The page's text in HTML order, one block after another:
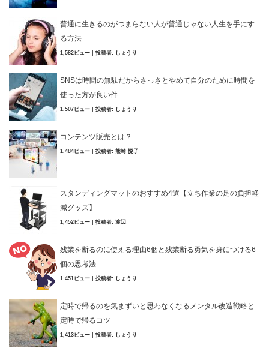
普通に生きるのがつまらない人が普通じゃない人生を手にす
る方法
1,582ビュー 投稿者: しょうり
SNSは時間の無駄だからさっさとやめて自分のために時間を
使った方が良い件
1,507ビュー 投稿者: しょうり
コンテンツ販売とは？
1,484ビュー 投稿者: 熊崎 悦子
スタンディングマットのおすすめ4選【立ち作業の足の負担軽
減グッズ】
1,452ビュー 投稿者: 渡辺
残業を断るのに使える理由6個と残業断る勇気を身につける6
個の思考法
1,451ビュー 投稿者: しょうり
定時で帰るのを気まずいと思わなくなるメンタル改造戦略と
定時で帰るコツ
1,413ビュー 投稿者: しょうり